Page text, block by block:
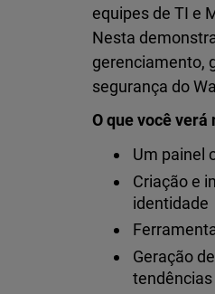
equipes de TI e
Nesta
gerenciamento,
segurança do
O que você
Um painel
Criação e
identidade
Geração